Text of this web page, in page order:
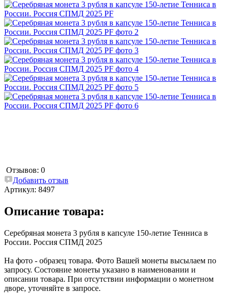
Отзывов: 0
Добавить отзыв
Артикул: 8497
Описание товара:
Серебряная монета 3 рубля в капсуле 150-летие Тенниса в
России. Россия СПМД 2025
На фото - образец товара. Фото Вашей монеты высылаем по
запросу. Состояние монеты указано в наименовании и
описании товара. При отсутствии информации о монетном
дворе, уточняйте в запросе.